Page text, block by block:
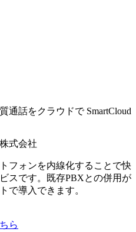
通話をクラウドで SmartCloud
式会社
フォンを内線化することで快
スです。既存PBXとの併用が
で導入できます。
ら